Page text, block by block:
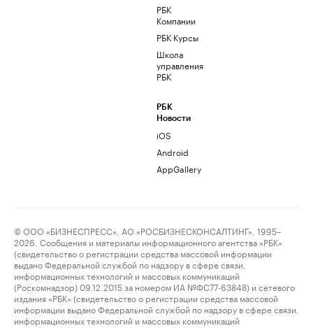
РБК
Компании
РБК Курсы
Школа
управления
РБК
РБК
Новости
iOS
Android
AppGallery
© ООО «БИЗНЕСПРЕСС», АО «РОСБИЗНЕСКОНСАЛТИНГ», 1995–
2026. Сообщения и материалы информационного агентства «РБК»
(свидетельство о регистрации средства массовой информации
выдано Федеральной службой по надзору в сфере связи,
информационных технологий и массовых коммуникаций
(Роскомнадзор) 09.12.2015 за номером ИА №ФС77-63848) и сетевого
издания «РБК» (свидетельство о регистрации средства массовой
информации выдано Федеральной службой по надзору в сфере связи,
информационных технологий и массовых коммуникаций